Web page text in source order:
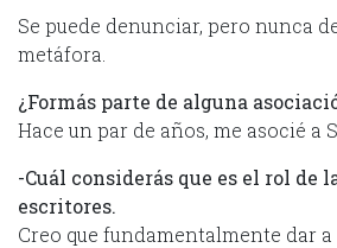
Se puede denunciar, pero nunca
metáfora.
¿Formás parte de alguna
Hace un par de años, me asocié a
-Cuál considerás que es el rol de
escritores.
Creo que fundamentalmente dar